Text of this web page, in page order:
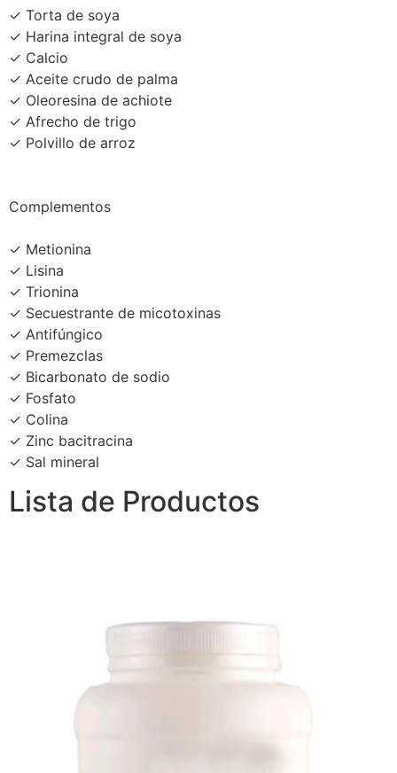
✓ Torta de soya
✓ Harina integral de soya
✓ Calcio
✓ Aceite crudo de palma
✓ Oleoresina de achiote
✓ Afrecho de trigo
✓ Polvillo de arroz
Complementos
✓ Metionina
✓ Lisina
✓ Trionina
✓ Secuestrante de micotoxinas
✓ Antifúngico
✓ Premezclas
✓ Bicarbonato de sodio
✓ Fosfato
✓ Colina
✓ Zinc bacitracina
✓ Sal mineral
Lista de Productos